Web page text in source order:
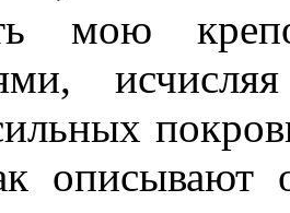
мою